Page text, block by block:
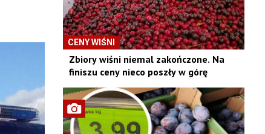
CENY WIŚNI
Zbiory wiśni niemal zakończone. Na
finiszu ceny nieco poszły w górę